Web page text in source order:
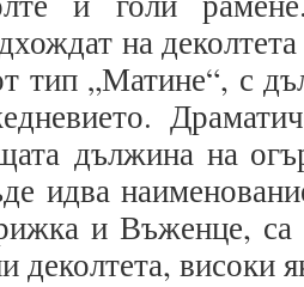
на
тип „Матине“, с
дължина на
идва
и Въженце,
деколтета, високи